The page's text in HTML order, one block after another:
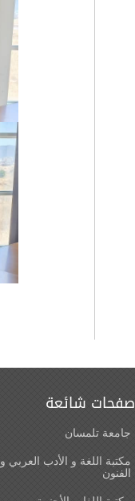
صفحات شائعة
جامعة تلمسان
مكتبة اللغة و الأدب العربي و
الفنون